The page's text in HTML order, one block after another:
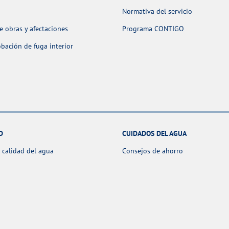
obras y afectaciones
de fuga interior
Normativa del servicio
Programa CONTIGO
del agua
CUIDADOS DEL AGUA
Consejos de ahorro